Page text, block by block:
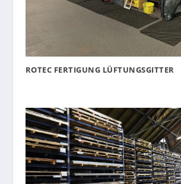
ROTEC FERTIGUNG LÜFTUNGSGITTER